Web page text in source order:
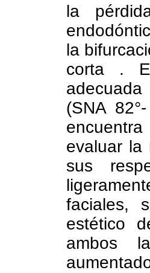
la
la
corta .
(SNA
evaluar la
sus
faciales,
estético
ambos